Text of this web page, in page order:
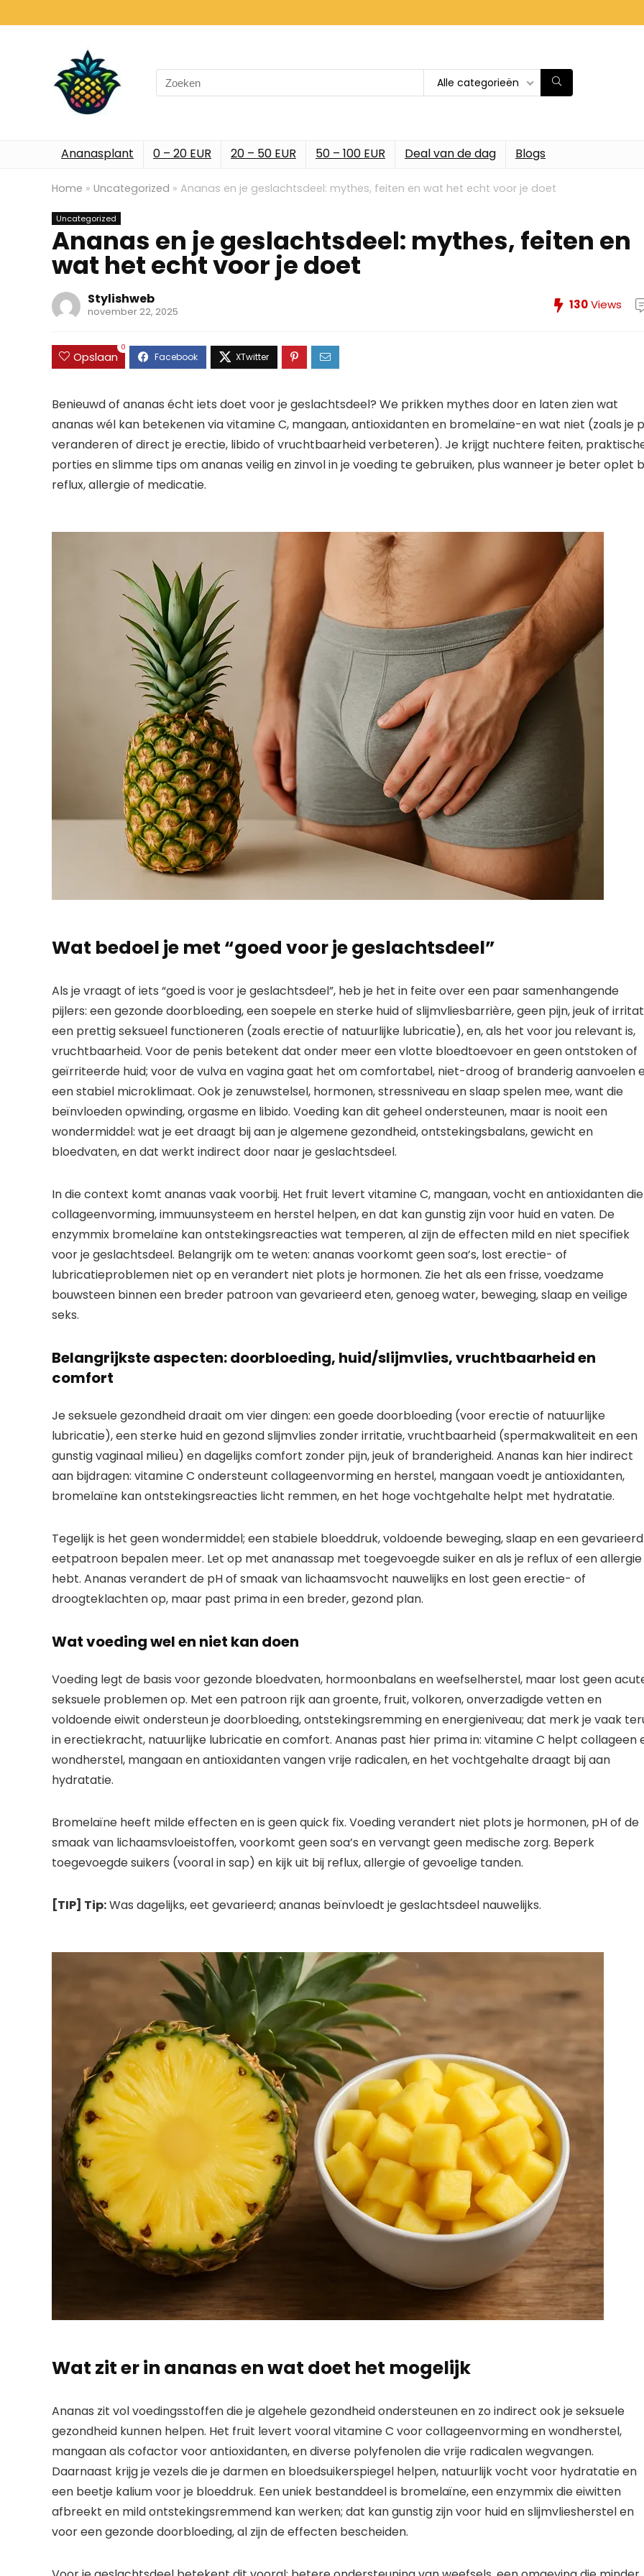
Search
for:
Alle categorieën
Ananasplant 0 – 20 EUR 20 – 50 EUR 50 – 100 EUR Deal van de dag Blogs
Home » Uncategorized » Ananas en je geslachtsdeel: mythes, feiten en wat het echt voor je doet
Uncategorized
Ananas en je geslachtsdeel: mythes, feiten en
wat het echt voor je doet
Stylishweb
november 22, 2025 130Views
Opslaan
0
Benieuwd of ananas écht iets doet voor je geslachtsdeel? We prikken mythes door en laten zien wat
ananas wél kan betekenen via vitamine C, mangaan, antioxidanten en bromelaïne-en wat niet (zoals je
veranderen of direct je erectie, libido of vruchtbaarheid verbeteren). Je krijgt nuchtere feiten,
porties en slimme tips om ananas veilig en zinvol in je voeding te gebruiken, plus wanneer je beter oplet
reflux, allergie of medicatie.
Wat bedoel je met “goed voor je geslachtsdeel”
Als je vraagt of iets “goed is voor je geslachtsdeel”, heb je het in feite over een paar samenhangende
pijlers: een gezonde doorbloeding, een soepele en sterke huid of slijmvliesbarrière, geen pijn, jeuk of
een prettig seksueel functioneren (zoals erectie of natuurlijke lubricatie), en, als het voor jou relevant is,
vruchtbaarheid. Voor de penis betekent dat onder meer een vlotte bloedtoevoer en geen ontstoken of
geïrriteerde huid; voor de vulva en vagina gaat het om comfortabel, niet-droog of branderig aanvoelen
een stabiel microklimaat. Ook je zenuwstelsel, hormonen, stressniveau en slaap spelen mee, want die
beïnvloeden opwinding, orgasme en libido. Voeding kan dit geheel ondersteunen, maar is nooit een
wondermiddel: wat je eet draagt bij aan je algemene gezondheid, ontstekingsbalans, gewicht en
bloedvaten, en dat werkt indirect door naar je geslachtsdeel.
In die context komt ananas vaak voorbij. Het fruit levert vitamine C, mangaan, vocht en antioxidanten
collageenvorming, immuunsysteem en herstel helpen, en dat kan gunstig zijn voor huid en vaten. De
enzymmix bromelaïne kan ontstekingsreacties wat temperen, al zijn de effecten mild en niet specifiek
voor je geslachtsdeel. Belangrijk om te weten: ananas voorkomt geen soa’s, lost erectie- of
lubricatieproblemen niet op en verandert niet plots je hormonen. Zie het als een frisse, voedzame
bouwsteen binnen een breder patroon van gevarieerd eten, genoeg water, beweging, slaap en veilige
seks.
Belangrijkste aspecten: doorbloeding, huid/slijmvlies, vruchtbaarheid en
comfort
Je seksuele gezondheid draait om vier dingen: een goede doorbloeding (voor erectie of natuurlijke
lubricatie), een sterke huid en gezond slijmvlies zonder irritatie, vruchtbaarheid (spermakwaliteit en een
gunstig vaginaal milieu) en dagelijks comfort zonder pijn, jeuk of branderigheid. Ananas kan hier indirect
aan bijdragen: vitamine C ondersteunt collageenvorming en herstel, mangaan voedt je antioxidanten,
bromelaïne kan ontstekingsreacties licht remmen, en het hoge vochtgehalte helpt met hydratatie.
Tegelijk is het geen wondermiddel; een stabiele bloeddruk, voldoende beweging, slaap en een gevarieerd
eetpatroon bepalen meer. Let op met ananassap met toegevoegde suiker en als je reflux of een allergie
hebt. Ananas verandert de pH of smaak van lichaamsvocht nauwelijks en lost geen erectie- of
droogteklachten op, maar past prima in een breder, gezond plan.
Wat voeding wel en niet kan doen
Voeding legt de basis voor gezonde bloedvaten, hormoonbalans en weefselherstel, maar lost geen
seksuele problemen op. Met een patroon rijk aan groente, fruit, volkoren, onverzadigde vetten en
voldoende eiwit ondersteun je doorbloeding, ontstekingsremming en energieniveau; dat merk je vaak
in erectiekracht, natuurlijke lubricatie en comfort. Ananas past hier prima in: vitamine C helpt collageen
wondherstel, mangaan en antioxidanten vangen vrije radicalen, en het vochtgehalte draagt bij aan
hydratatie.
Bromelaïne heeft milde effecten en is geen quick fix. Voeding verandert niet plots je hormonen, pH of de
smaak van lichaamsvloeistoffen, voorkomt geen soa’s en vervangt geen medische zorg. Beperk
toegevoegde suikers (vooral in sap) en kijk uit bij reflux, allergie of gevoelige tanden.
[TIP] Tip:Was dagelijks, eet gevarieerd; ananas beïnvloedt je geslachtsdeel nauwelijks.
Wat zit er in ananas en wat doet het mogelijk
Ananas zit vol voedingsstoffen die je algehele gezondheid ondersteunen en zo indirect ook je seksuele
gezondheid kunnen helpen. Het fruit levert vooral vitamine C voor collageenvorming en wondherstel,
mangaan als cofactor voor antioxidanten, en diverse polyfenolen die vrije radicalen wegvangen.
Daarnaast krijg je vezels die je darmen en bloedsuikerspiegel helpen, natuurlijk vocht voor hydratatie en
een beetje kalium voor je bloeddruk. Een uniek bestanddeel is bromelaïne, een enzymmix die eiwitten
afbreekt en mild ontstekingsremmend kan werken; dat kan gunstig zijn voor huid en slijmvliesherstel en
voor een gezonde doorbloeding, al zijn de effecten bescheiden.